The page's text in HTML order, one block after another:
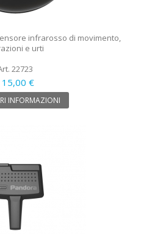
infrarosso di movimento,
e urti
22723
€
INFORMAZIONI